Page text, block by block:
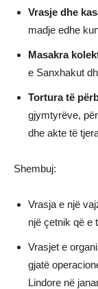
Vrasje dhe
madje edhe
Masakra
e Sanxhakut
Tortura të
gjymtyrëve,
dhe akte të
Shembuj:
Vrasja e një
një çetnik që e
Vrasjet e
gjatë
Lindore në